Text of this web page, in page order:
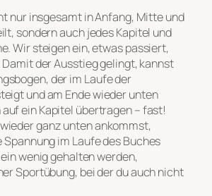
nur insgesamt in Anfang, Mitte und
sondern auch jedes Kapitel und
Wir steigen ein, etwas passiert,
der Ausstieg gelingt, kannst
der im Laufe der
und am Ende wieder unten
ein Kapitel übertragen – fast!
ganz unten ankommst,
im Laufe des Buches
wenig gehalten werden,
Sportübung, bei der du auch nicht